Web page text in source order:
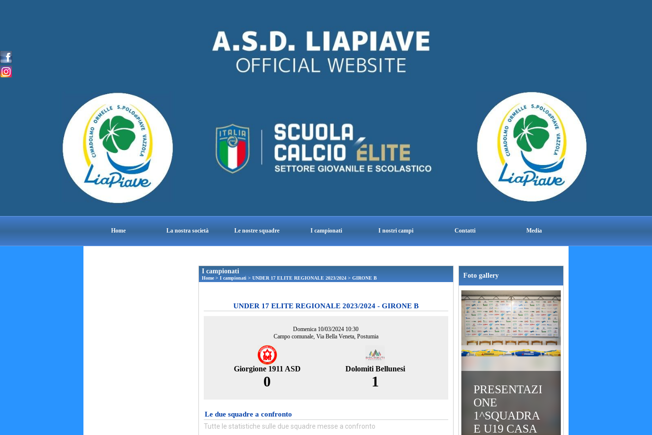
Home La nostra società Le nostre squadre I campionati I nostri campi Contatti Media
I campionati
Home> I campionati> UNDER 17 ELITE REGIONALE 2023/2024> GIRONE B
UNDER 17 ELITE REGIONALE 2023/2024 - GIRONE B
Domenica 10/03/2024 10:30
Campo comunale, Via Bella Veneta, Postumia
Giorgione 1911 ASD Dolomiti Bellunesi
0 1
Le due squadre a confronto
Tutte le statistiche sulle due squadre messe a confronto
Foto gallery
PRESENTAZI
ONE
1^SQUADRA
E U19 CASA